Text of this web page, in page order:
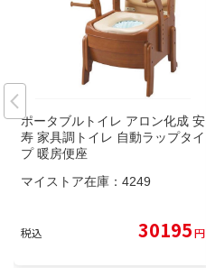
ポータブルトイレ アロン化成 安
寿 家具調トイレ 自動ラップタイ
プ 暖房便座
マイストア在庫： 4249
税込 30195円